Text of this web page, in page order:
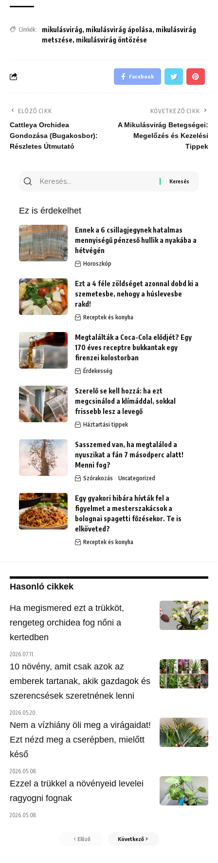
Címkék: mikulásvirág, mikulásvirág ápolása, mikulásvirág
metszése, mikulásvirág öntözése
Facebook
ELŐZŐ CIKK
Cattleya Orchidea
Gondozása (Bugakosbor):
Részletes Útmutató
KÖVETKEZŐ CIKK
A Mikulásvirág Betegségei:
Megelőzés és Kezelési
Tippek
Keresés
Ez is érdekelhet
Ennek a 6 csillagjegynek hatalmas
mennyiségű pénzeső hullik a nyakába a
hétvégén
Horoszkóp
Ezt a 4 féle zöldséget azonnal dobd ki a
szemetesbe, nehogy a húslevesbe
rakd!
Receptek és konyha
Megtalálták a Coca-Cola elődjét? Egy
170 éves receptre bukkantak egy
firenzei kolostorban
Érdekesség
Szerelő se kell hozzá: ha ezt
megcsinálod a klímáddal, sokkal
frissebb lesz a levegő
Háztartási tippek
Sasszemed van, ha megtalálod a
nyuszikat a fán 7 másodperc alatt!
Menni fog?
Szórakozás Uncategorized
Egy gyakori hibára hívták fel a
figyelmet a mesterszakácsok a
bolognai spagetti főzésekor. Te is
elköveted?
Receptek és konyha
Hasonló cikkek
Ha megismered ezt a trükköt,
rengeteg orchidea fog nőni a
kertedben
2026.07.11.
10 növény, amit csak azok az
emberek tartanak, akik gazdagok és
szerencsések szeretnének lenni
2026.05.20.
Nem a vízhiány öli meg a virágaidat!
Ezt nézd meg a cserépben, mielőtt
késő
2026.05.08.
Ezzel a trükkel a növényeid levelei
ragyogni fognak
2026.05.08.
Előző Következő